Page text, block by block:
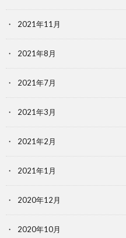
2021年11月
2021年8月
2021年7月
2021年3月
2021年2月
2021年1月
2020年12月
2020年10月